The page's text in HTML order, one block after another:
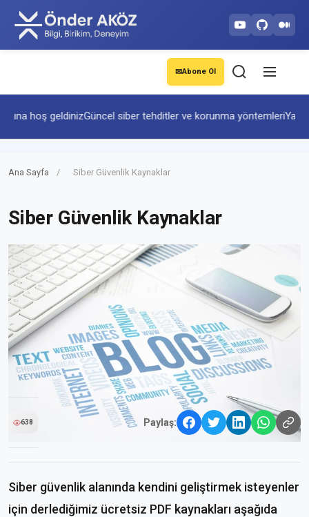
✉Abone Ol
hoş geldinizGüncel siber tehditler ve korunma yöntemleriYapay
Ana Sayfa / Siber Güvenlik Kaynaklar
Siber Güvenlik Kaynaklar
638 Paylaş:
Siber güvenlik alanında kendini geliştirmek isteyenler
için derlediğimiz ücretsiz PDF kaynakları aşağıda